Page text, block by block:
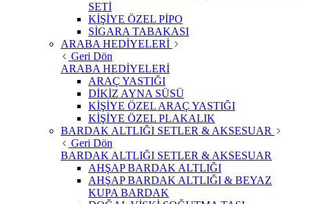
SETİ
KİŞİYE ÖZEL PİPO
SİGARA TABAKASI
ARABA HEDİYELERİ
Geri Dön
ARABA HEDİYELERİ
ARAÇ YASTIĞI
DİKİZ AYNA SÜSÜ
KİŞİYE ÖZEL ARAÇ YASTIĞI
KİŞİYE ÖZEL PLAKALIK
BARDAK ALTLIĞI SETLER & AKSESUAR
Geri Dön
BARDAK ALTLIĞI SETLER & AKSESUAR
AHŞAP BARDAK ALTLIĞI
AHŞAP BARDAK ALTLIĞI & BEYAZ
KUPA BARDAK